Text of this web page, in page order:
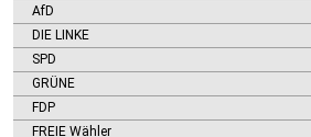
AfD
DIE LINKE
SPD
GRÜNE
FDP
FREIE Wähler